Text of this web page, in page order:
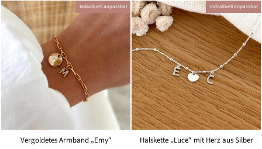
Individuell anpassbar
Vergoldetes Armband „Emy“
Individuell anpassbar
Halskette „Luce“ mit Herz aus Silber